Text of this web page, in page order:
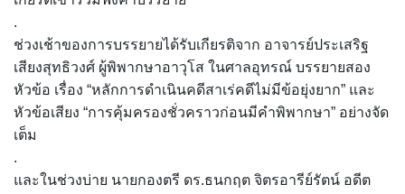
.
ช่วงเช้าของการบรรยายได้รับเกียรติจาก อาจารย์ประเสริฐ
เสียงสุทธิวงศ์ ผู้พิพากษาอาวุโส ในศาลอุทรณ์ บรรยายสอง
หัวข้อ เรื่อง “หลักการดำเนินคดีสาเร่คดีไม่มีข้อยุ่งยาก” และ
หัวข้อเสียง “การคุ้มครองชั่วคราวก่อนมีคำพิพากษา” อย่างจัด
เต็ม
.
และในช่วงบ่าย นายกองตรี ดร.ธนกฤต จิตรอารีย์รัตน์ อดีต